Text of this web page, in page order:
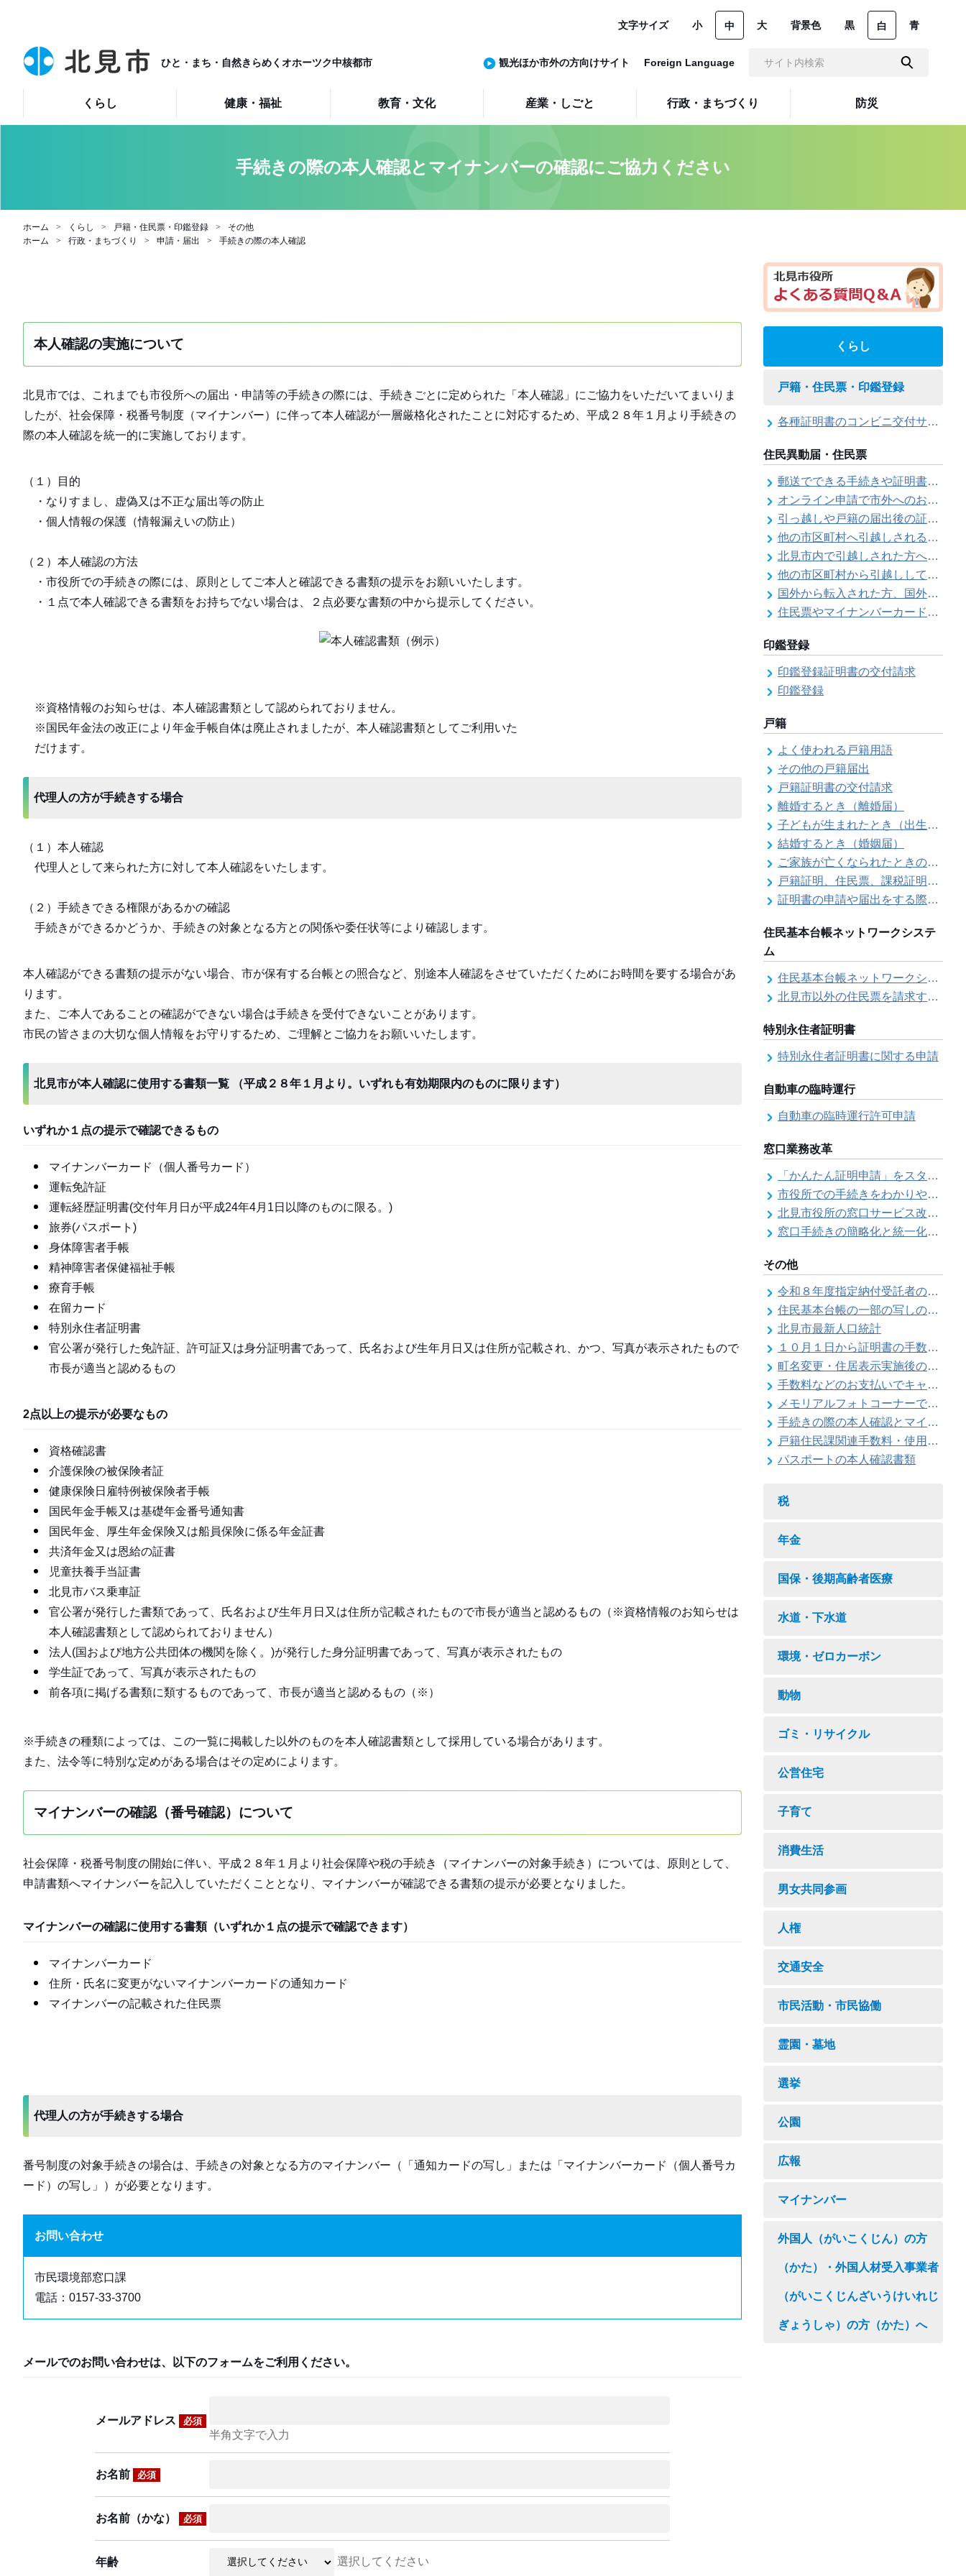
ひと・まち・自然きらめくオホーツク中核都市
くらし 健康・福祉 教育・文化 産業・しごと 行政・まちづくり 防災
文字サイズ 小 中 大 背景色 黒 白 青
観光ほか市外の方向けサイト Foreign Language
手続きの際の本人確認とマイナンバーの確認にご協力ください
ホーム くらし 戸籍・住民票・印鑑登録
その他
ホーム
行政・まちづくり 申請・届出 手続きの際の本人確認
本人確認の実施について
北見市では、これまでも市役所への届出・申請等の手続きの際には、手続きごとに定められた「本人確認」にご協力をいただいてまいりま
したが、社会保障・税番号制度（マイナンバー）に伴って本人確認が一層厳格化されたことに対応するため、平成２８年１月より手続きの
際の本人確認を統一的に実施しております。
（１）目的
・なりすまし、虚偽又は不正な届出等の防止
・個人情報の保護（情報漏えいの防止）
（２）本人確認の方法
・市役所での手続きの際には、原則としてご本人と確認できる書類の提示をお願いいたします。
・１点で本人確認できる書類をお持ちでない場合は、２点必要な書類の中から提示してください。
※資格情報のお知らせは、本人確認書類として認められておりません。
※国民年金法の改正により年金手帳自体は廃止されましたが、本人確認書類としてご利用いた
だけます。
代理人の方が手続きする場合
（１）本人確認
代理人として来られた方に対して本人確認をいたします。
（２）手続きできる権限があるかの確認
手続きができるかどうか、手続きの対象となる方との関係や委任状等により確認します。
本人確認ができる書類の提示がない場合、市が保有する台帳との照合など、別途本人確認をさせていただくためにお時間を要する場合があ
ります。
また、ご本人であることの確認ができない場合は手続きを受付できないことがあります。
市民の皆さまの大切な個人情報をお守りするため、ご理解とご協力をお願いいたします。
北見市が本人確認に使用する書類一覧 （平成２８年１月より。いずれも有効期限内のものに限ります）
いずれか１点の提示で確認できるもの
マイナンバーカード（個人番号カード）
運転免許証
運転経歴証明書(交付年月日が平成24年4月1日以降のものに限る。)
旅券(パスポート)
身体障害者手帳
精神障害者保健福祉手帳
療育手帳
在留カード
特別永住者証明書
官公署が発行した免許証、許可証又は身分証明書であって、氏名および生年月日又は住所が記載され、かつ、写真が表示されたもので
市長が適当と認めるもの
2点以上の提示が必要なもの
資格確認書
介護保険の被保険者証
健康保険日雇特例被保険者手帳
国民年金手帳又は基礎年金番号通知書
国民年金、厚生年金保険又は船員保険に係る年金証書
共済年金又は恩給の証書
児童扶養手当証書
北見市バス乗車証
官公署が発行した書類であって、氏名および生年月日又は住所が記載されたもので市長が適当と認めるもの（※資格情報のお知らせは
本人確認書類として認められておりません）
法人(国および地方公共団体の機関を除く。)が発行した身分証明書であって、写真が表示されたもの
学生証であって、写真が表示されたもの
前各項に掲げる書類に類するものであって、市長が適当と認めるもの（※）
※手続きの種類によっては、この一覧に掲載した以外のものを本人確認書類として採用している場合があります。
また、法令等に特別な定めがある場合はその定めによります。
マイナンバーの確認（番号確認）について
社会保障・税番号制度の開始に伴い、平成２８年１月より社会保障や税の手続き（マイナンバーの対象手続き）については、原則として、
申請書類へマイナンバーを記入していただくこととなり、マイナンバーが確認できる書類の提示が必要となりました。
マイナンバーの確認に使用する書類（いずれか１点の提示で確認できます）
マイナンバーカード
住所・氏名に変更がないマイナンバーカードの通知カード
マイナンバーの記載された住民票
代理人の方が手続きする場合
番号制度の対象手続きの場合は、手続きの対象となる方のマイナンバー（「通知カードの写し」または「マイナンバーカード（個人番号カ
ード）の写し」）が必要となります。
お問い合わせ
市民環境部窓口課
電話：0157-33-3700
メールでのお問い合わせは、以下のフォームをご利用ください。
メールアドレス 必須
半角文字で入力
お名前 必須
お名前（かな） 必須
年齢 選択してください
くらし
戸籍・住民票・印鑑登録
各種証明書のコンビニ交付サービス
住民異動届・住民票
郵送でできる手続きや証明書等の交付請求（住民票・戸籍・国民年金関係）
オンライン申請で市外へのお引越し手続き（転出届）ができます
引っ越しや戸籍の届出後の証明書発行可能日
他の市区町村へ引越しされる方へ（転出届）
北見市内で引越しされた方へ（転居届）
他の市区町村から引越しして来た方へ（転入届）
国外から転入された方、国外へ転出される方へ
住民票やマイナンバーカード、印鑑証明書に旧氏（旧姓）が併記できるようになりました！
印鑑登録
印鑑登録証明書の交付請求
印鑑登録
戸籍
よく使われる戸籍用語
その他の戸籍届出
戸籍証明書の交付請求
離婚するとき（離婚届）
子どもが生まれたとき（出生届）
結婚するとき（婚姻届）
ご家族が亡くなられたときの各種手続きのご案内（死亡届）
戸籍証明、住民票、課税証明書等の証明書を郵送で請求する際の本人確認
証明書の申請や届出をする際の本人確認
住民基本台帳ネットワークシステ
ム
住民基本台帳ネットワークシステム
北見市以外の住民票を請求する（住民票の広域交付）
特別永住者証明書
特別永住者証明書に関する申請
自動車の臨時運行
自動車の臨時運行許可申請
窓口業務改革
「かんたん証明申請」をスタートしました
市役所での手続きをわかりやすく！「手続きチェックシート」を導入しました
北見市役所の窓口サービス改善の取り組み経過
窓口手続きの簡略化と統一化の取り組みについて（ワンストップサービス推進事業）
その他
令和８年度指定納付受託者の指定について
住民基本台帳の一部の写しの閲覧状況
北見市最新人口統計
１０月１日から証明書の手数料が変わります
町名変更・住居表示実施後の住所変更
手数料などのお支払いでキャッシュレス決済が利用できます
メモリアルフォトコーナーで記念撮影はいかがですか
手続きの際の本人確認とマイナンバーの確認にご協力ください
戸籍住民課関連手数料・使用料一覧
パスポートの本人確認書類
税
年金
国保・後期高齢者医療
水道・下水道
環境・ゼロカーボン
動物
ゴミ・リサイクル
公営住宅
子育て
消費生活
男女共同参画
人権
交通安全
市民活動・市民協働
霊園・墓地
選挙
公園
広報
マイナンバー
外国人（がいこくじん）の方
（かた）・外国人材受入事業者
（がいこくじんざいうけいれじ
ぎょうしゃ）の方（かた）へ